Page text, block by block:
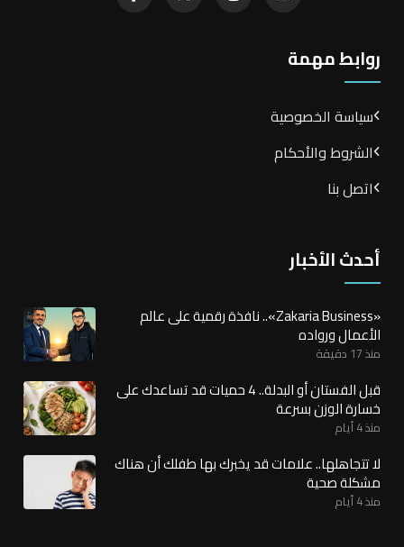
روابط مهمة
سياسة الخصوصية
الشروط والأحكام
اتصل بنا
أحدث الأخبار
«Zakaria Business».. نافذة رقمية على عالم
الأعمال ورواده
منذ 17 دقيقة
قبل الفستان أو البدلة.. 4 حميات قد تساعدك على
خسارة الوزن بسرعة
منذ 4 أيام
لا تتجاهلها.. علامات قد يخبرك بها طفلك أن هناك
مشكلة صحية
منذ 4 أيام